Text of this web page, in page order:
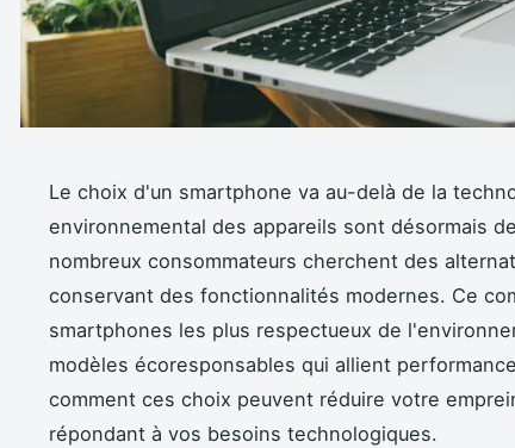
Le choix d'un smartphone va au-delà de la
environnemental des appareils sont désormais
nombreux consommateurs cherchent des
conservant des fonctionnalités modernes. Ce
smartphones les plus respectueux de
modèles écoresponsables qui allient
comment ces choix peuvent réduire votre
répondant à vos besoins technologiques.